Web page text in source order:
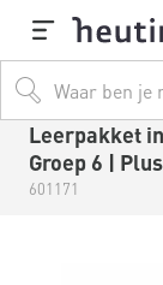
Leerpakket
Groep 6 |
601171